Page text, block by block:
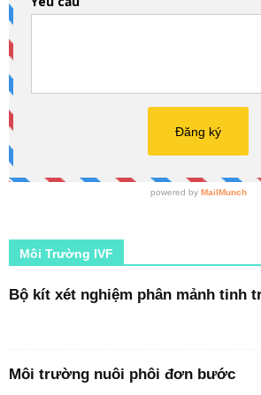
Môi Trường IVF
Bộ kít xét nghiệm phân mảnh tinh
Môi trường nuôi phôi đơn bước